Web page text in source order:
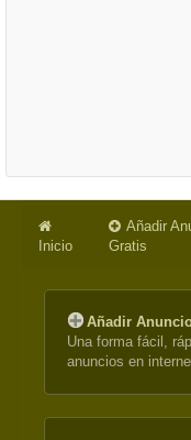
Inicio
Añadir
Gratis
Añadir
Una forma fácil,
anuncios en